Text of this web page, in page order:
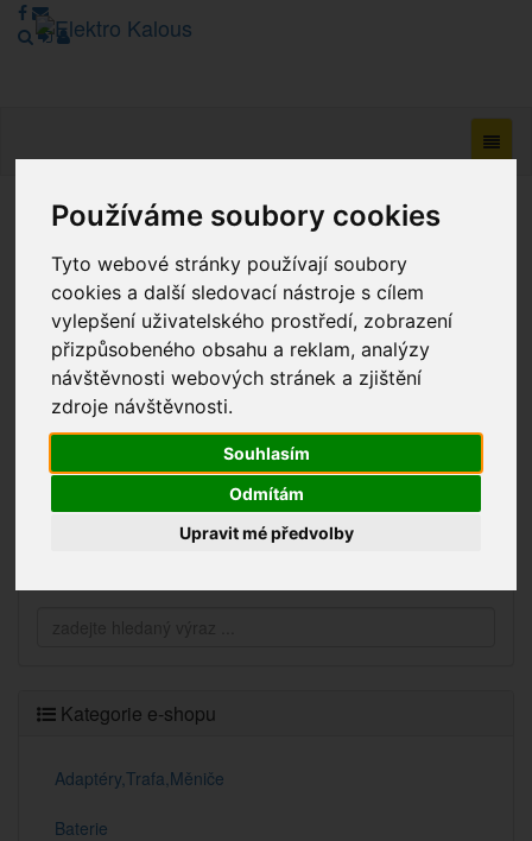
Používáme soubory cookies
Tyto webové stránky používají soubory
cookies a další sledovací nástroje s cílem
vylepšení uživatelského prostředí, zobrazení
přizpůsobeného obsahu a reklam, analýzy
návštěvnosti webových stránek a zjištění
zdroje návštěvnosti.
Souhlasím
Odmítám
Upravit mé předvolby
Vážení zákazníci, v tuto chvíli je Náš internetový obchod v
režimu Katalogu. Objednávky on-line nyní nelze vyřídit.
Děkujeme za pochopení.
Výprodej
Novinky
Akce
Kategorie e-shopu
Adaptéry,Trafa,Měniče
Baterie